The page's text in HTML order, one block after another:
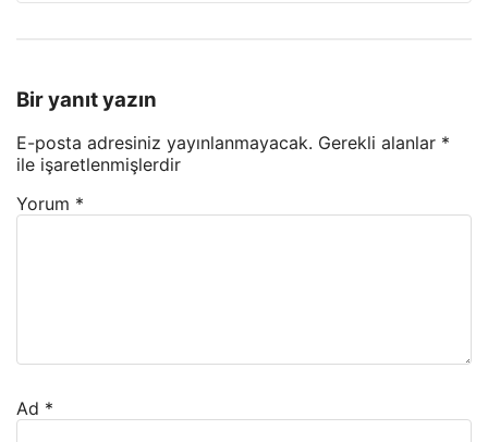
Bir yanıt yazın
E-posta adresiniz yayınlanmayacak. Gerekli alanlar *
ile işaretlenmişlerdir
Yorum *
Ad *